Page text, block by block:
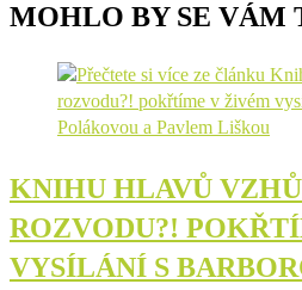
MOHLO BY SE VÁM
KNIHU HLAVŮ
ROZVODU?!
VYSÍLÁNÍ S